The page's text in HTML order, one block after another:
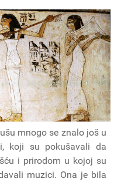
mnogo se znalo još u
koji su pokušavali da
i prirodom u kojoj su
muzici. Ona je bila